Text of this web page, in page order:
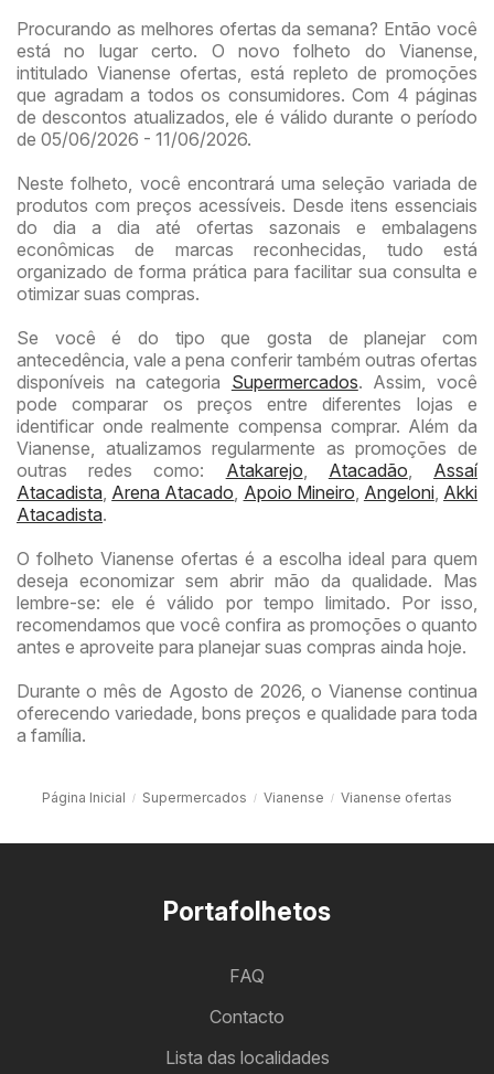
Procurando as melhores ofertas da semana? Então você
está no lugar certo. O novo folheto do Vianense,
intitulado Vianense ofertas, está repleto de promoções
que agradam a todos os consumidores. Com 4 páginas
de descontos atualizados, ele é válido durante o período
de 05/06/2026 - 11/06/2026.
Neste folheto, você encontrará uma seleção variada de
produtos com preços acessíveis. Desde itens essenciais
do dia a dia até ofertas sazonais e embalagens
econômicas de marcas reconhecidas, tudo está
organizado de forma prática para facilitar sua consulta e
otimizar suas compras.
Se você é do tipo que gosta de planejar com
antecedência, vale a pena conferir também outras ofertas
disponíveis na categoria Supermercados. Assim, você
pode comparar os preços entre diferentes lojas e
identificar onde realmente compensa comprar. Além da
Vianense, atualizamos regularmente as promoções de
outras redes como: Atakarejo Atacadão
Assaí
Atacadista Arena Atacado Apoio Mineiro Angeloni, Akki
Atacadista.
O folheto Vianense ofertas é a escolha ideal para quem
deseja economizar sem abrir mão da qualidade. Mas
lembre-se: ele é válido por tempo limitado. Por isso,
recomendamos que você confira as promoções o quanto
antes e aproveite para planejar suas compras ainda hoje.
Durante o mês de Agosto de 2026, o Vianense continua
oferecendo variedade, bons preços e qualidade para toda
a família.
Página Inicial Supermercados Vianense Vianense ofertas
Portafolhetos
FAQ
Contacto
Lista das localidades